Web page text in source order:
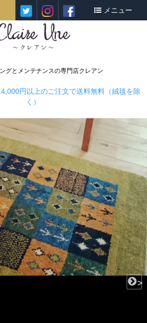
グとメンテナンスの専門店クレアン
メニュー
円以上のご注文で送料無料（絨毯を除
く）
>